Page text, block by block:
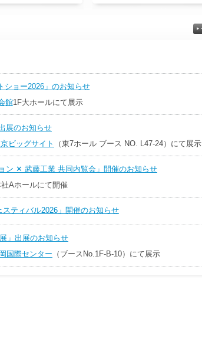
ショー2026」のお知らせ
館1F大ホールにて展示
展のお知らせ
ビッグサイト （東7ホール ブース NO. L47-24）にて展示
ン ✕ 武藤工業 共同内覧会」開催のお知らせ
Aホールにて開催
スティバル2026」開催のお知らせ
」出展のお知らせ
国際センター （ブースNo.1F-B-10）にて展示